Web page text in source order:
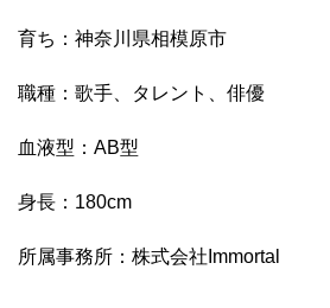
育ち：神奈川県相模原市
職種：歌手、タレント、俳優
血液型：AB型
身長：180cm
所属事務所：株式会社Immortal